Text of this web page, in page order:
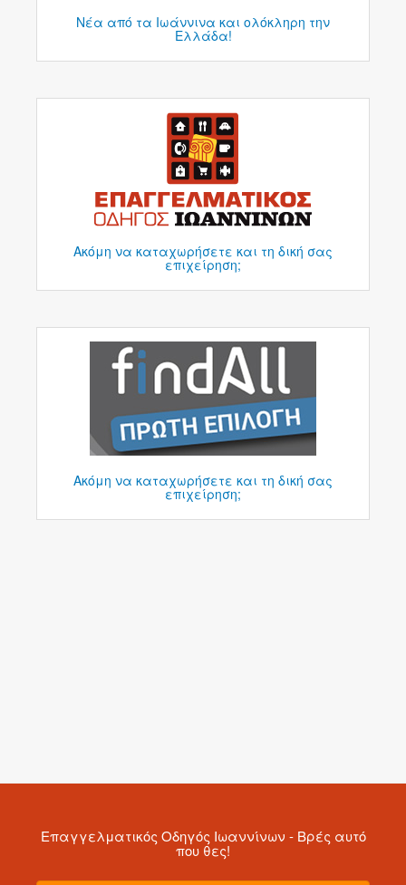
Νέα από τα Ιωάννινα και ολόκληρη την
Ελλάδα!
Ακόμη να καταχωρήσετε και τη δική σας
επιχείρηση;
Ακόμη να καταχωρήσετε και τη δική σας
επιχείρηση;
Επαγγελματικός Οδηγός Ιωαννίνων - Βρές αυτό
που θες!